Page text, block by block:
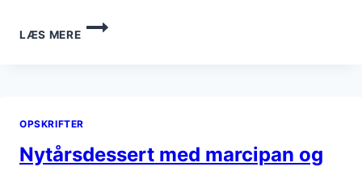
LÆS MERE
NYTÅRSDESSERT
MED
OPSKRIFTER
Nytårsdessert med marcipan og